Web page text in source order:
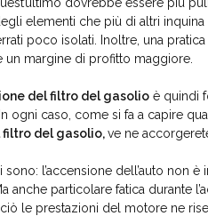
elementi che più di altri
poco isolati. Inoltre, una
un margine di profitto maggiore.
del filtro del gasolio è quindi
ogni caso, come si fa a capire
filtro del gasolio,ve ne
sono: l’accensione dell’auto non
anche particolare fatica durante
le prestazioni del motore ne